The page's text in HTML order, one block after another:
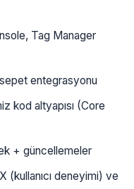
Tag Manager
entegrasyonu
kod altyapısı (Core
+ güncellemeler
(kullanıcı deneyimi) ve